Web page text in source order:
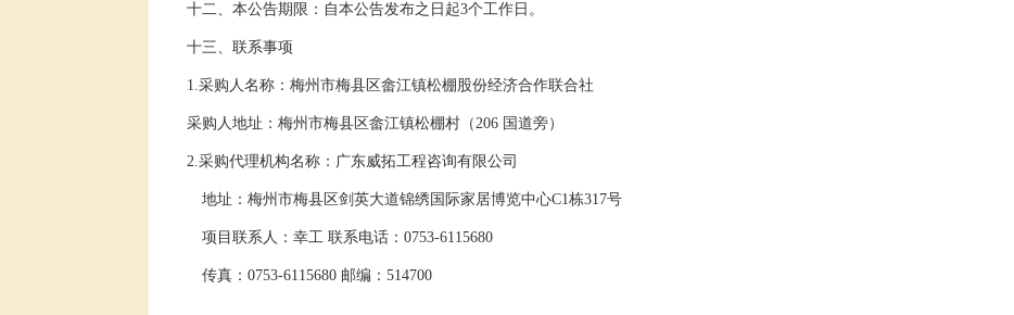
十二、本公告期限 ： 自本公告发布之日起3个工作日 。
十三、 联系事项
1.采购人名称： 梅州市梅县区畲江镇松棚股份经济合作联合社
采购人地址： 梅州市梅县区畲江镇松棚村（206 国道旁）
2.采购代理机构名称： 广东威拓工程咨询有限公司
地址： 梅州市梅县区剑英大道锦绣国际家居博览中心C1栋317号
项目联系人：幸工 联系电话： 0753-6115680
传真： 0753-6115680 邮编： 514700